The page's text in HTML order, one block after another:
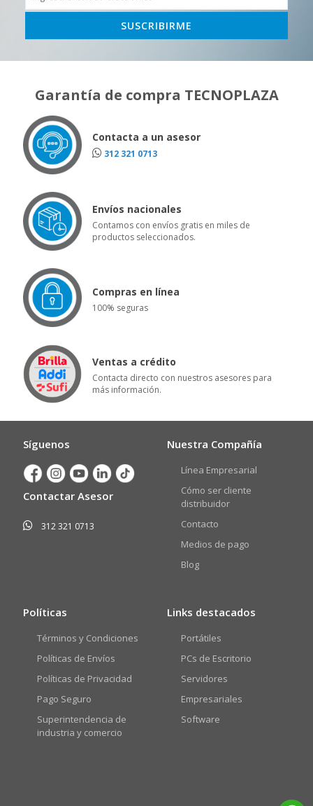
Garantía de compra TECNOPLAZA
Contacta a un asesor
312 321 0713
Envíos nacionales
Contamos con envíos gratis en miles de
productos seleccionados.
Compras en línea
100% seguras
Ventas a crédito
Contacta directo con nuestros asesores para
más información.
Síguenos
Contactar Asesor
312 321 0713
Nuestra Compañía
Línea Empresarial
Cómo ser cliente
distribuidor
Contacto
Medios de pago
Blog
Políticas
Términos y Condiciones
Políticas de Envíos
Políticas de Privacidad
Pago Seguro
Superintendencia de
industria y comercio
Links destacados
Portátiles
PCs de Escritorio
Servidores
Empresariales
Software